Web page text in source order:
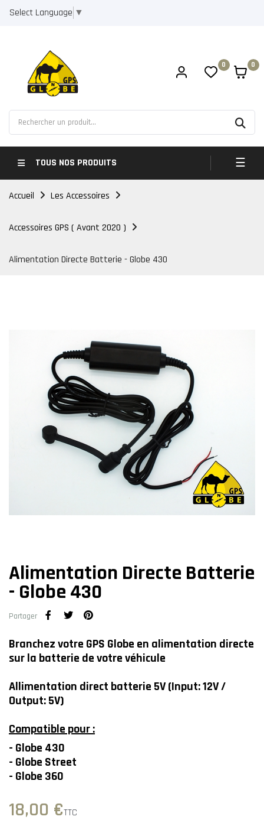
Select Language ▼
0 0
TOUS NOS PRODUITS ☰
Accueil Les Accessoires
Accessoires GPS ( Avant 2020 )
Alimentation Directe Batterie - Globe 430
Alimentation Directe Batterie
- Globe 430
Partager
Branchez votre GPS Globe en alimentation directe
sur la batterie de votre véhicule
Allimentation direct batterie 5V (Input: 12V /
Output: 5V)
Compatible pour :
- Globe 430
- Globe Street
- Globe 360
18,00 €TTC